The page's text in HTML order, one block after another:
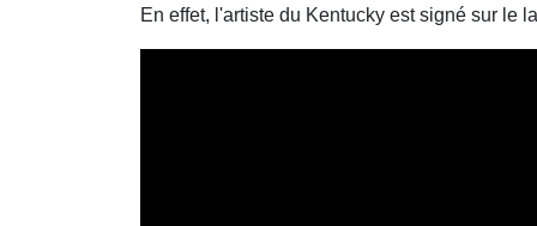
En effet, l'artiste du Kentucky est signé sur le